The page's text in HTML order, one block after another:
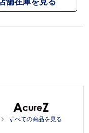
すべての商品を見る